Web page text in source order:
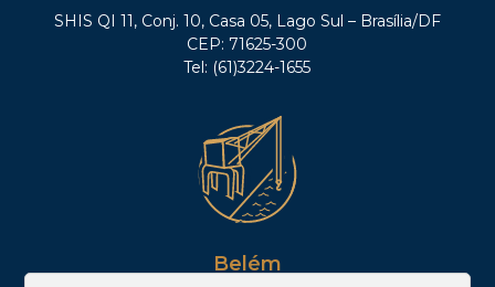
SHIS QI 11, Conj. 10, Casa 05, Lago Sul – Brasília/DF
CEP: 71625-300
Tel: (61)3224-1655
Belém